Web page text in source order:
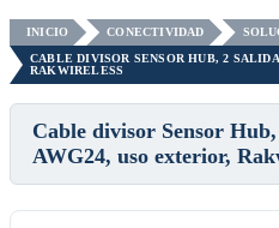
INICIO CONECTIVIDAD
CABLE DIVISOR SENSOR HUB, 2
RAKWIRELESS
Cable divisor Sensor
AWG24, uso exterior,